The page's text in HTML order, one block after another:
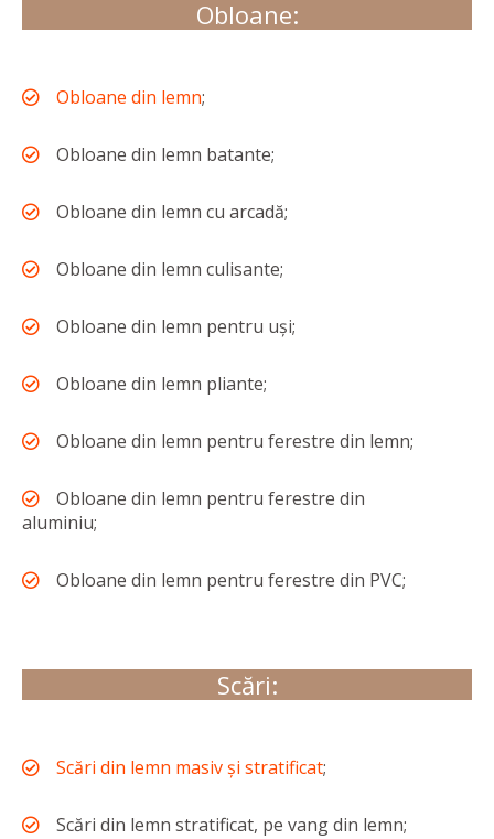
Obloane:
Obloane din lemn;
Obloane din lemn batante;
Obloane din lemn cu arcadă;
Obloane din lemn culisante;
Obloane din lemn pentru uși;
Obloane din lemn pliante;
Obloane din lemn pentru ferestre din lemn;
Obloane din lemn pentru ferestre din
aluminiu;
Obloane din lemn pentru ferestre din PVC;
Scări:
Scări din lemn masiv și stratificat;
Scări din lemn stratificat, pe vang din lemn;